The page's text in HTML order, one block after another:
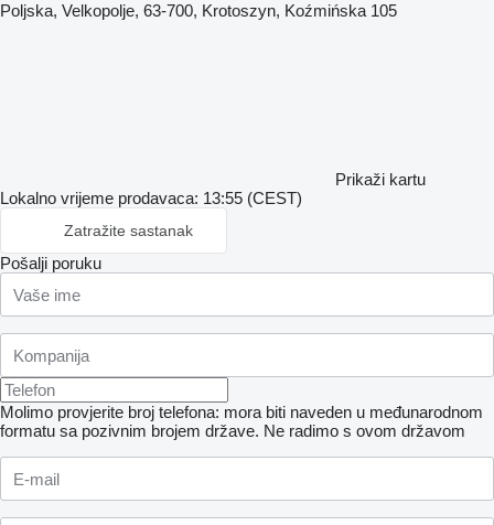
Poljska, Velkopolje, 63-700, Krotoszyn, Koźmińska 105
Prikaži kartu
Lokalno vrijeme prodavaca: 13:55 (CEST)
Zatražite sastanak
Pošalji poruku
Molimo provjerite broj telefona: mora biti naveden u međunarodnom
formatu sa pozivnim brojem države. Ne radimo s ovom državom